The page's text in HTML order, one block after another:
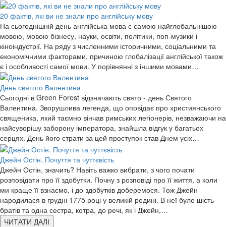
20 фактів, які ви не знали про англійську мову
На сьогоднішній день англійська мова є самою найглобальнішою
мовою, мовою бізнесу, науки, освіти, політики, поп-музики і
кіноіндустрії. На ряду з численними історичними, соціальними та
економічними факторами, причиною глобалізації англійської також
є і особливості самої мови. У порівнянні з іншими мовами…
День святого Валентина
Сьогодні в Green Forest відзначають свято - день Святого
Валентина. Зворушлива легенда, що оповідає про християнського
священика, який таємно вінчав римських легіонерів, незважаючи на
найсуворішу заборону імператора, знайшла відгук у багатьох
серцях. День його страти за цей проступок став Днем усіх…
Джейн Остін. Почуття та чуттєвість
Джейн Остін, значить? Навіть важко вибрати, з чого почати
розповідати про її здобутки. Почну з розповіді про її життя, а коли
ми краще її взнаємо, і до здобутків доберемося. Тож Джейн
народилася в грудні 1775 році у великій родині. В неї було шість
братів та одна сестра, котра, до речі, як і Джейн,…
ЧИТАТИ ДАЛІ